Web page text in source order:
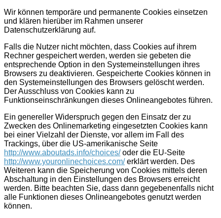
Wir können temporäre und permanente Cookies einsetzen
und klären hierüber im Rahmen unserer
Datenschutzerklärung auf.
Falls die Nutzer nicht möchten, dass Cookies auf ihrem
Rechner gespeichert werden, werden sie gebeten die
entsprechende Option in den Systemeinstellungen ihres
Browsers zu deaktivieren. Gespeicherte Cookies können in
den Systemeinstellungen des Browsers gelöscht werden.
Der Ausschluss von Cookies kann zu
Funktionseinschränkungen dieses Onlineangebotes führen.
Ein genereller Widerspruch gegen den Einsatz der zu
Zwecken des Onlinemarketing eingesetzten Cookies kann
bei einer Vielzahl der Dienste, vor allem im Fall des
Trackings, über die US-amerikanische Seite
http://www.aboutads.info/choices/oder die EU-Seite
http://www.youronlinechoices.com/erklärt werden. Des
Weiteren kann die Speicherung von Cookies mittels deren
Abschaltung in den Einstellungen des Browsers erreicht
werden. Bitte beachten Sie, dass dann gegebenenfalls nicht
alle Funktionen dieses Onlineangebotes genutzt werden
können.